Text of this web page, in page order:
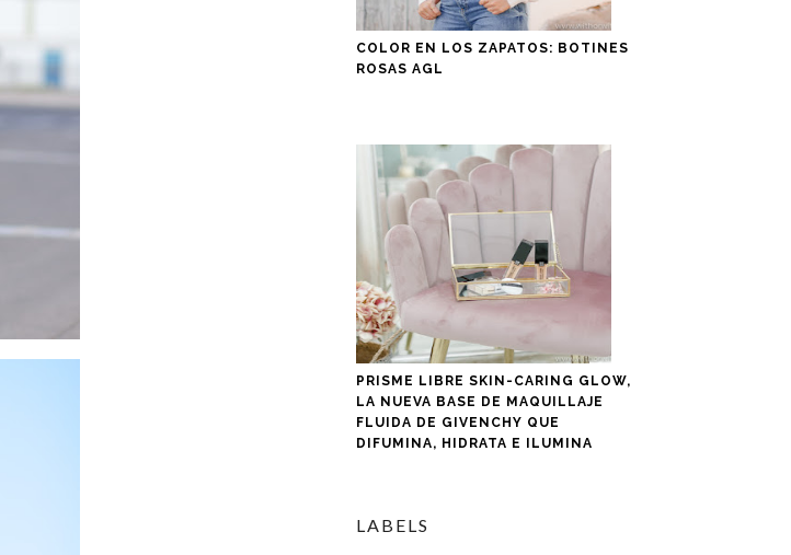
COLOR EN LOS ZAPATOS: BOTINES
ROSAS AGL
PRISME LIBRE SKIN-CARING GLOW,
LA NUEVA BASE DE MAQUILLAJE
FLUIDA DE GIVENCHY QUE
DIFUMINA, HIDRATA E ILUMINA
LABELS